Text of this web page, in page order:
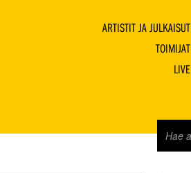
ARTISTIT JA JULKAISUT
TOIMIJAT
LIVE